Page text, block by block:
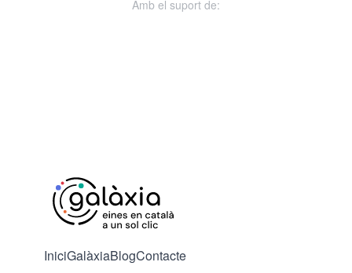
Amb el suport de:
IniciGalàxiaBlogContacte